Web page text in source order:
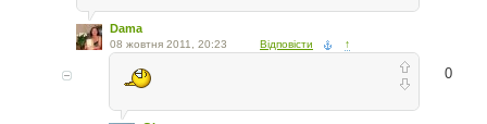
Dama
08 жовтня 2011, 20:23 Відповісти ↑
0